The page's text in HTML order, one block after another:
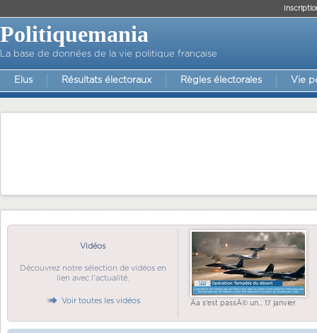
Politiquemania
La base de données de la vie politique française
Elus Résultats électoraux Règles électorales Vie
Vidéos
Découvrez notre sélection de vidéos en
lien avec l'actualité.
Voir toutes les vidéos Ãa s'est passÃ© un... 17 janvier